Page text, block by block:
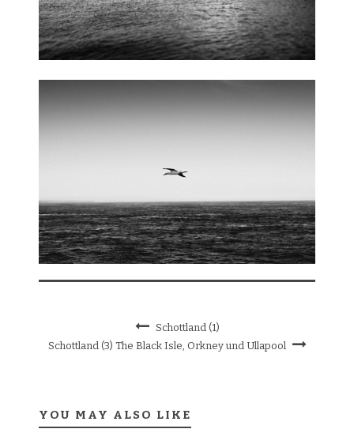
Schottland (1)
Schottland (3) The Black Isle, Orkney und Ullapool
YOU MAY ALSO LIKE